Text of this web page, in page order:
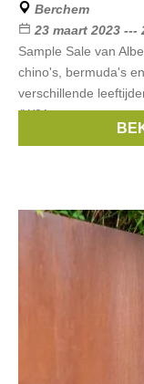
Berchem
23 maart 2023 ---
Sample Sale van
chino's, bermuda's
verschillende
(W31
Alberto